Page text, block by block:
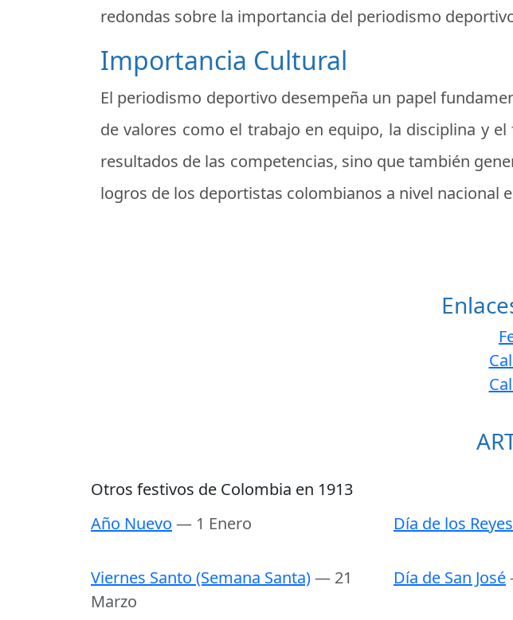
redondas sobre la importancia del periodismo
Importancia Cultural
El periodismo deportivo desempeña un papel
de valores como el trabajo en equipo, la disciplina y
resultados de las competencias, sino que también
logros de los deportistas colombianos a nivel nacional
Otros festivos de Colombia en 1913
Año Nuevo — 1 Enero Día de los
Viernes Santo (Semana Santa)— 21
Marzo
Día de San José